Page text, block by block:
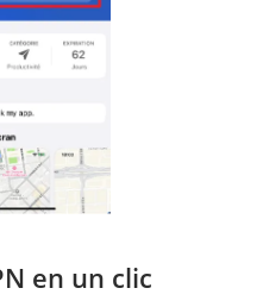
en un clic